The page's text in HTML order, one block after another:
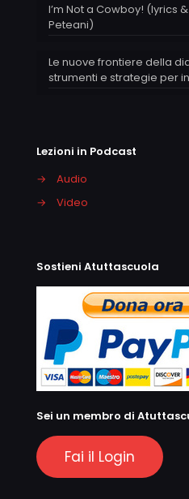
I’m Not a Cowboy! (lyrics
Peteani)
Le nuove frontiere della
strumenti e strategie per
Lezioni in Podcast
→
Audio
→
Video
Sostieni Atuttascuola
Sei un membro di
Fai il Login